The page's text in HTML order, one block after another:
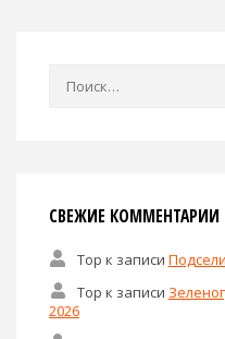
Найти:
СВЕЖИЕ КОММЕНТАРИИ
Тор к записи
Тор к записи
2026